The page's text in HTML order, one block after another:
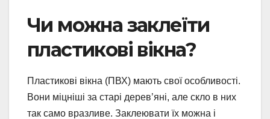
Чи можна заклеїти
пластикові вікна?
Пластикові вікна (ПВХ) мають свої особливості.
Вони міцніші за старі дерев’яні, але скло в них
так само вразливе. Заклеювати їх можна і